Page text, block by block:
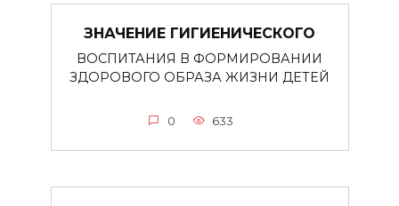
ЗНАЧЕНИЕ ГИГИЕНИЧЕСКОГО
ВОСПИТАНИЯ В ФОРМИРОВАНИИ
ЗДОРОВОГО ОБРАЗА ЖИЗНИ ДЕТЕЙ
0 633